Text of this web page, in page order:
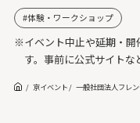
体験・ワークショップ
※イベント中止や延期・開
す。事前に公式サイトな
京イベント 一般社団法人フレ